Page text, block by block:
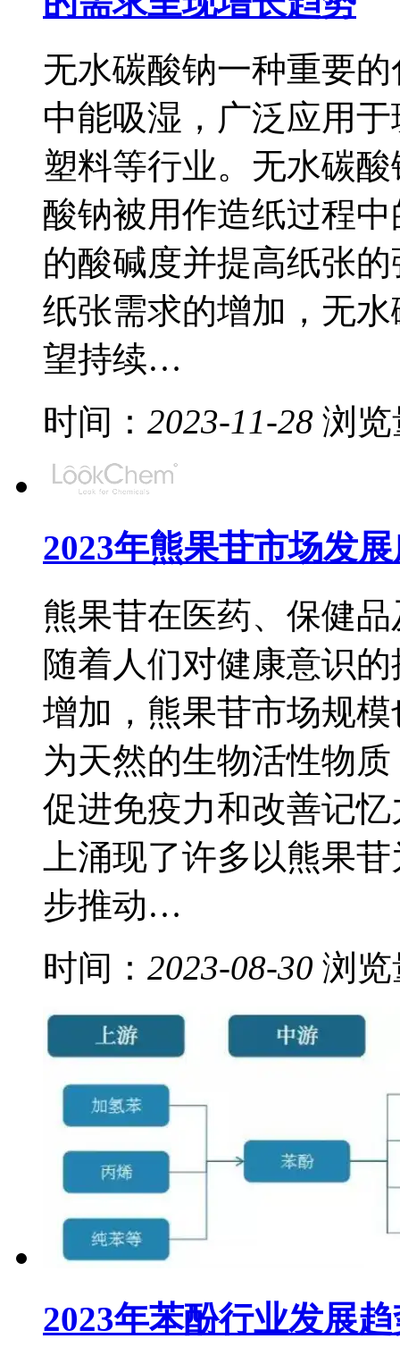
无水碳酸钠一种重要
中能吸湿，广泛应用
塑料等行业。无水碳
酸钠被用作造纸过程
的酸碱度并提高纸张
纸张需求的增加，无
望持续…
时间： 2023-11-28 浏
2023年熊果苷市场发
熊果苷在医药、保健
随着人们对健康意识
增加，熊果苷市场规
为天然的生物活性物
促进免疫力和改善记
上涌现了许多以熊果
步推动…
时间： 2023-08-30 浏
2023年苯酚行业发展